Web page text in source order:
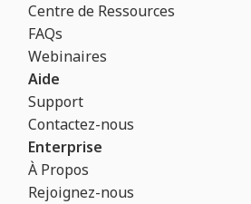
Centre de Ressources
FAQs
Webinaires
Aide
Support
Contactez-nous
Enterprise
À Propos
Rejoignez-nous